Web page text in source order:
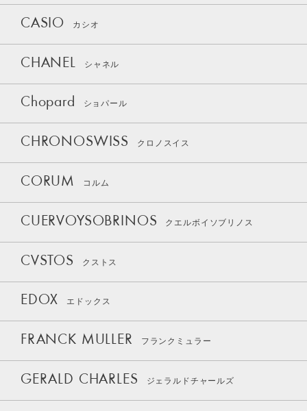
CASIO カシオ
CHANEL シャネル
Chopard ショパール
CHRONOSWISS クロノスイス
CORUM コルム
CUERVOYSOBRINOS クエルボイソブリノス
CVSTOS クストス
EDOX エドックス
FRANCK MULLER フランクミュラー
GERALD CHARLES ジェラルドチャールズ